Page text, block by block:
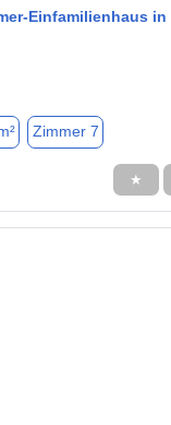
Einfamilienhaus
Zimmer 7
★